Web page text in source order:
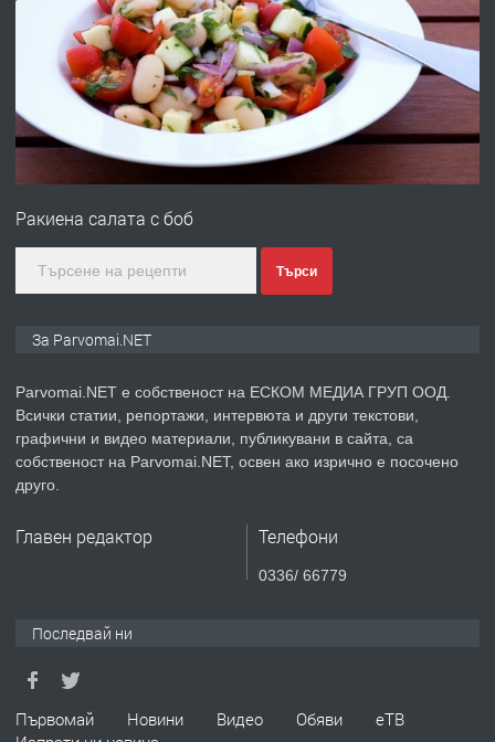
ПРЕДЛАГА Работа за общи работници
преди 1 година
Първи поход "По стъпките на Ангел
преди 1 година
ПРЕДЛАГА Уроци по Математика
преди 1 година
Ракиена салата с боб
Търси
За Parvomai.NET
Parvomai.NET е собственост на ЕСКОМ МЕДИА ГРУП ООД.
Всички статии, репортажи, интервюта и други текстови,
графични и видео материали, публикувани в сайта, са
собственост на Parvomai.NET, освен ако изрично е посочено
друго.
Главен редактор Телефони
0336/ 66779
Последвай ни
Първомай Новини Видео Обяви
еТВ